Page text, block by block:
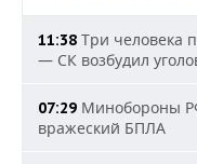
11:38 Три человека
— СК возбудил
07:29 Минобороны
вражеский БПЛА